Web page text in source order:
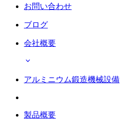
お問い合わせ
ブログ
会社概要
アルミニウム鍛造機械設備
製品概要